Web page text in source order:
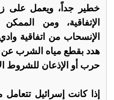
خطير جداً، ويعمل على
الإتفاقية، ومن
الإنسحاب من اتفاقية
هدد بقطع مياه الشرب عن
حرب أو الإذعان للشروط
إذا كانت إسرائيل